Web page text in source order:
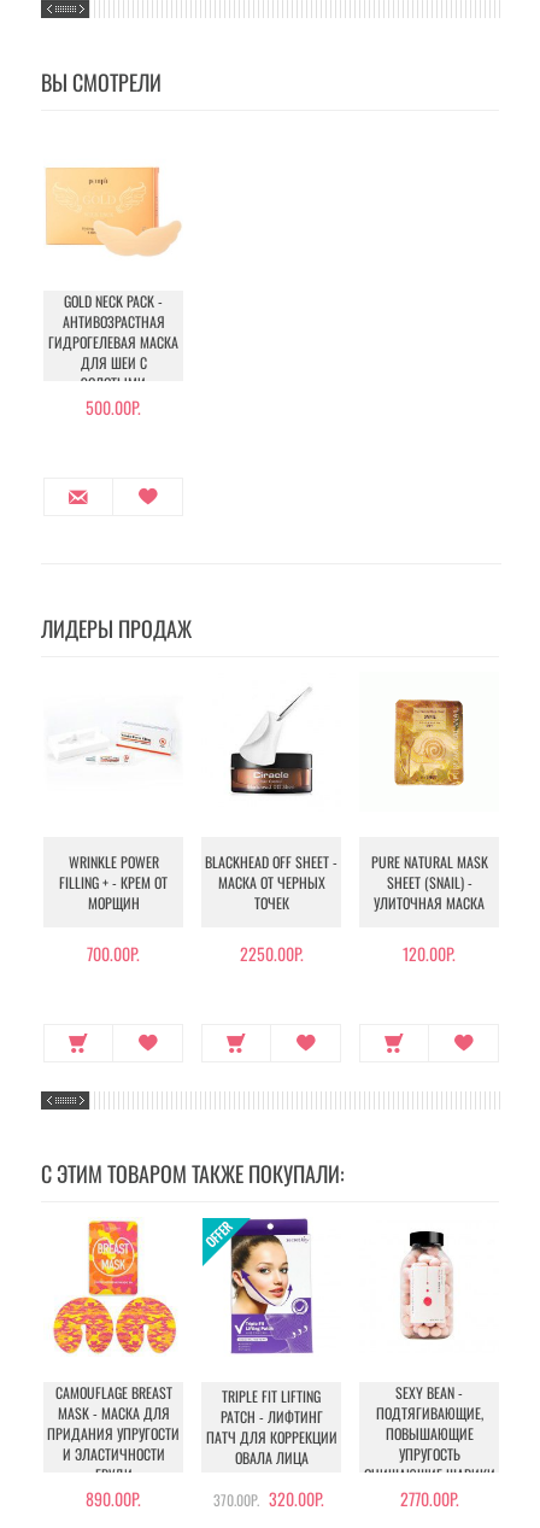
ВЫ СМОТРЕЛИ
GOLD NECK PACK -
АНТИВОЗРАСТНАЯ
ГИДРОГЕЛЕВАЯ МАСКА
ДЛЯ ШЕИ С
ЗОЛОТЫМИ
ЧАСТИЦАМИ
500.00Р.
ЛИДЕРЫ ПРОДАЖ
WRINKLE POWER
FILLING + - КРЕМ ОТ
МОРЩИН
700.00Р.
BLACKHEAD OFF SHEET -
МАСКА ОТ ЧЕРНЫХ
ТОЧЕК
2250.00Р.
PURE NATURAL MASK
SHEET (SNAIL) -
УЛИТОЧНАЯ МАСКА
120.00Р.
С ЭТИМ ТОВАРОМ ТАКЖЕ ПОКУПАЛИ:
CAMOUFLAGE BREAST
MASK - МАСКА ДЛЯ
ПРИДАНИЯ УПРУГОСТИ
И ЭЛАСТИЧНОСТИ
ГРУДИ
890.00Р.
TRIPLE FIT LIFTING
PATCH - ЛИФТИНГ
ПАТЧ ДЛЯ КОРРЕКЦИИ
ОВАЛА ЛИЦА
370.00Р. 320.00Р.
SEXY BEAN -
ПОДТЯГИВАЮЩИЕ,
ПОВЫШАЮЩИЕ
УПРУГОСТЬ
ОЧИЩАЮЩИЕ ШАРИКИ
2770.00Р.